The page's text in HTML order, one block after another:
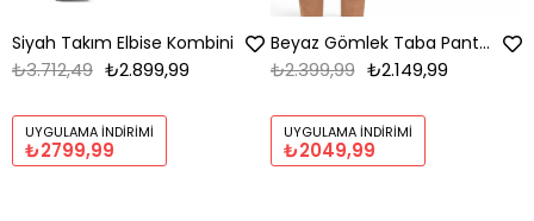
Siyah Takım Elbise Kombini
₺2.899,99
₺3.712,49
UYGULAMA İNDIRIMI
₺2799,99
Beyaz Gömlek Taba Pantolon Kombin
₺2.149,99
₺2.399,99
UYGULAMA İNDIRIMI
₺2049,99